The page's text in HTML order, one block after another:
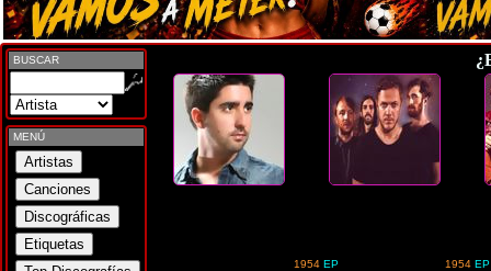
BUSCAR
MENÚ
1954 EP 1954 EP